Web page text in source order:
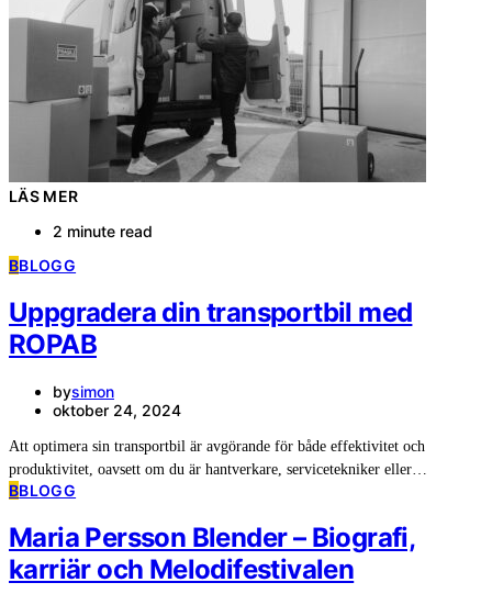
LÄS MER
2 minute read
BBLOGG
Uppgradera din transportbil med
ROPAB
bysimon
oktober 24, 2024
Att optimera sin transportbil är avgörande för både effektivitet och
produktivitet, oavsett om du är hantverkare, servicetekniker eller…
BBLOGG
Maria Persson Blender – Biografi,
karriär och Melodifestivalen